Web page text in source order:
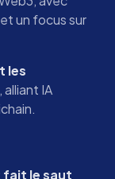
un focus sur
les
, alliant IA
fait le saut